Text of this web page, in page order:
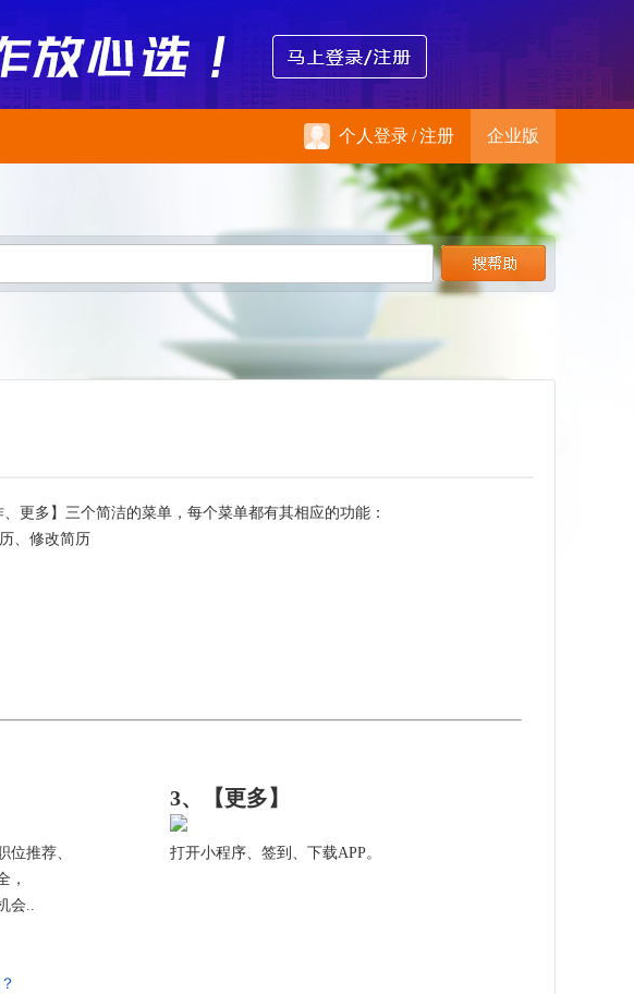
个人登录/注册 企业版
更多】三个简洁的菜单，每个菜单都有其相应的功能：
、修改简历
3、【更多】
位推荐、
，
会..
打开小程序、签到、下载APP。